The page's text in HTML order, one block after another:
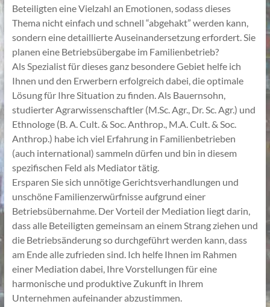
Beteiligten eine Vielzahl an Emotionen, sodass dieses
Thema nicht einfach und schnell “abgehakt” werden kann,
sondern eine detaillierte Auseinandersetzung erfordert. Sie
planen eine Betriebsübergabe im Familienbetrieb?
Als Spezialist für dieses ganz besondere Gebiet helfe ich
Ihnen und den Erwerbern erfolgreich dabei, die optimale
Lösung für Ihre Situation zu finden. Als Bauernsohn,
studierter Agrarwissenschaftler (M.Sc. Agr., Dr. Sc. Agr.) und
Ethnologe (B. A. Cult. & Soc. Anthrop., M.A. Cult. & Soc.
Anthrop.) habe ich viel Erfahrung in Familienbetrieben
(auch international) sammeln dürfen und bin in diesem
spezifischen Feld als Mediator tätig.
Ersparen Sie sich unnötige Gerichtsverhandlungen und
unschöne Familienzerwürfnisse aufgrund einer
Betriebsübernahme. Der Vorteil der Mediation liegt darin,
dass alle Beteiligten gemeinsam an einem Strang ziehen und
die Betriebsänderung so durchgeführt werden kann, dass
am Ende alle zufrieden sind. Ich helfe Ihnen im Rahmen
einer Mediation dabei, Ihre Vorstellungen für eine
harmonische und produktive Zukunft in Ihrem
Unternehmen aufeinander abzustimmen.